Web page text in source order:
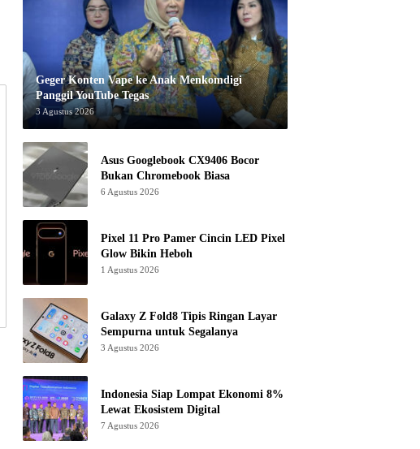
Geger Konten Vape ke Anak Menkomdigi
Panggil YouTube Tegas
3 Agustus 2026
Asus Googlebook CX9406 Bocor
Bukan Chromebook Biasa
6 Agustus 2026
Pixel 11 Pro Pamer Cincin LED Pixel
Glow Bikin Heboh
1 Agustus 2026
Galaxy Z Fold8 Tipis Ringan Layar
Sempurna untuk Segalanya
3 Agustus 2026
Indonesia Siap Lompat Ekonomi 8%
Lewat Ekosistem Digital
7 Agustus 2026